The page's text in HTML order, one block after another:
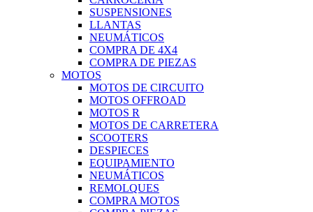
SUSPENSIONES
LLANTAS
NEUMÁTICOS
COMPRA DE 4X4
COMPRA DE PIEZAS
MOTOS
MOTOS DE CIRCUITO
MOTOS OFFROAD
MOTOS R
MOTOS DE CARRETERA
SCOOTERS
DESPIECES
EQUIPAMIENTO
NEUMÁTICOS
REMOLQUES
COMPRA MOTOS